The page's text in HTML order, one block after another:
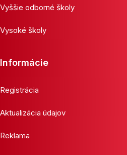
Vyššie odborné školy
Vysoké školy
Informácie
Registrácia
Aktualizácia údajov
Reklama